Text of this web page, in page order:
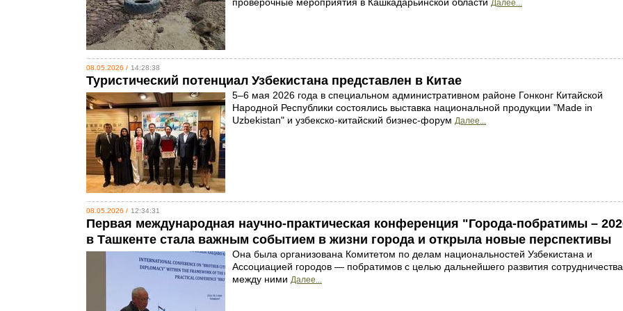
Далее...
08.05.2026 / 14:28:38
Туристический потенциал Узбекистана представлен в Китае
5–6 мая 2026 года в специальном административном районе Гонконг Китайской
Народной Республики состоялись выставка национальной продукции "Made in
Uzbekistan" и узбекско-китайский бизнес-форум Далее...
08.05.2026 / 12:34:31
Первая международная научно-практическая конференция "Города-побратимы –
в Ташкенте стала важным событием в жизни города и открыла новые перспективы
Она была организована Комитетом по делам национальностей Узбекистана и
Ассоциацией городов — побратимов с целью дальнейшего развития сотрудничества
между ними Далее...